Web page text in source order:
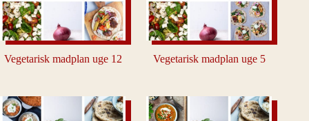
Vegetarisk madplan uge 12 Vegetarisk madplan uge 5